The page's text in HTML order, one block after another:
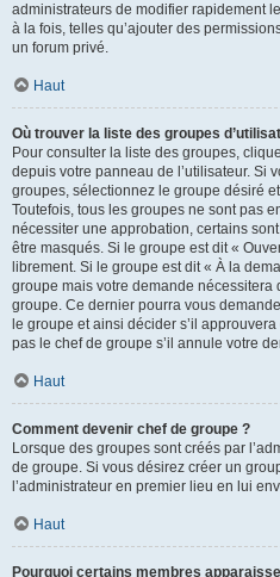
administrateurs de modifier rapidement
à la fois, telles qu’ajouter des
un forum privé.
Haut
Où trouver la liste des groupes
Pour consulter la liste des groupes,
depuis votre panneau de l’utilisateur. Si
groupes, sélectionnez le groupe désiré
Toutefois, tous les groupes ne sont pas
nécessiter une approbation, certains
être masqués. Si le groupe est dit «
librement. Si le groupe est dit « À la
groupe mais votre demande nécessitera
groupe. Ce dernier pourra vous
le groupe et ainsi décider s’il
pas le chef de groupe s’il annule votre
Haut
Comment devenir chef de groupe ?
Lorsque des groupes sont créés par
de groupe. Si vous désirez créer un
l’administrateur en premier lieu en lui
Haut
Pourquoi certains membres